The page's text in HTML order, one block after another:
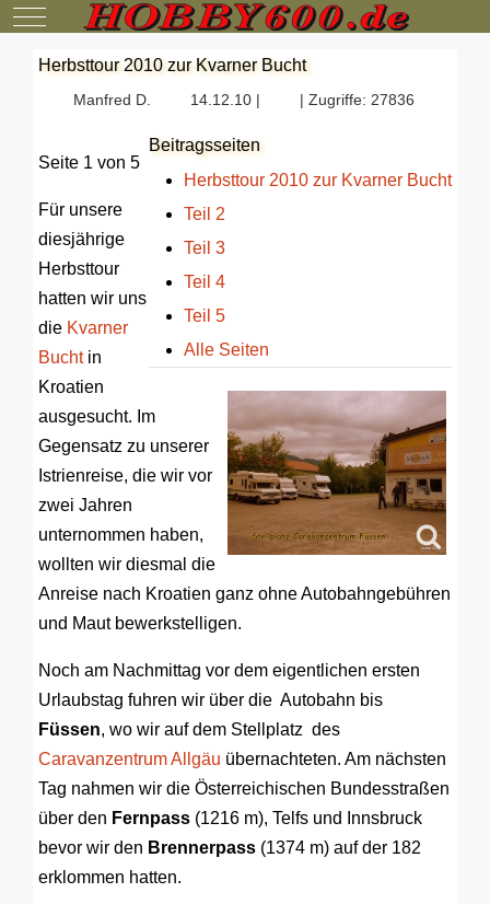
Mobile Menu Toggle
Herbsttour 2010 zur Kvarner Bucht
Manfred D. 14.12.10 | | Zugriffe: 27836
Beitragsseiten
Herbsttour 2010 zur Kvarner Bucht
Teil 2
Teil 3
Teil 4
Teil 5
Alle Seiten
Seite 1 von 5
Für unsere
diesjährige
Herbsttour
hatten wir uns
die Kvarner
Buchtin
Kroatien
ausgesucht. Im
Gegensatz zu unserer
Istrienreise, die wir vor
zwei Jahren
unternommen haben,
wollten wir diesmal die
Anreise nach Kroatien ganz ohne Autobahngebühren
und Maut bewerkstelligen.
Noch am Nachmittag vor dem eigentlichen ersten
Urlaubstag fuhren wir über die Autobahn bis
Füssen, wo wir auf dem Stellplatz des
Caravanzentrum Allgäu übernachteten. Am nächsten
Tag nahmen wir die Österreichischen Bundesstraßen
über den Fernpass (1216 m), Telfs und Innsbruck
bevor wir den Brennerpass (1374 m) auf der 182
erklommen hatten.